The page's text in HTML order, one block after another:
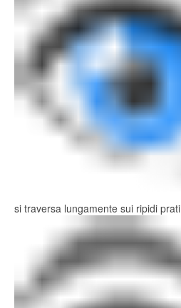
si traversa lungamente sui ripidi prati